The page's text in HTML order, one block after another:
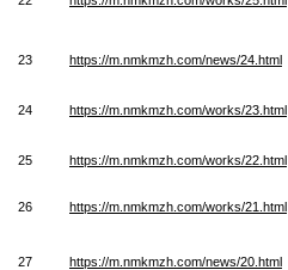
23 https://m.nmkmzh.com/news/24.html
24 https://m.nmkmzh.com/works/23.html
25 https://m.nmkmzh.com/works/22.html
26 https://m.nmkmzh.com/works/21.html
27 https://m.nmkmzh.com/news/20.html